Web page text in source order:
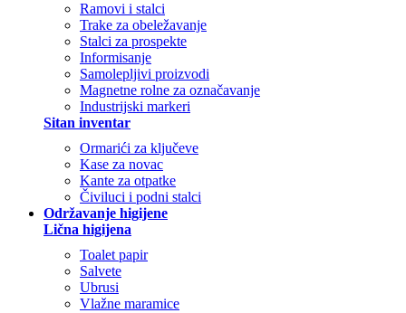
Ramovi i stalci
Trake za obeležavanje
Stalci za prospekte
Informisanje
Samolepljivi proizvodi
Magnetne rolne za označavanje
Industrijski markeri
Sitan inventar
Ormarići za ključeve
Kase za novac
Kante za otpatke
Čiviluci i podni stalci
Održavanje higijene
Lična higijena
Toalet papir
Salvete
Ubrusi
Vlažne maramice